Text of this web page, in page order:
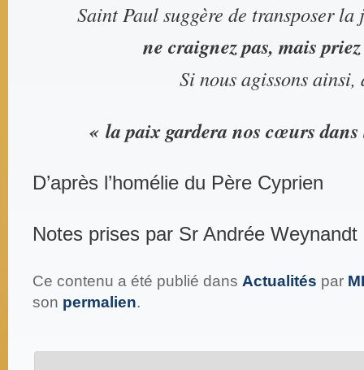
Saint Paul suggère de transposer
ne craignezpas, mais
Si nous agissons
« la paix gardera nos cœurs
D’après l’homélie du Père Cyprien
Notes prises par Sr Andrée Weynandt
Ce contenu a été publié dans Actualités par
son permalien.